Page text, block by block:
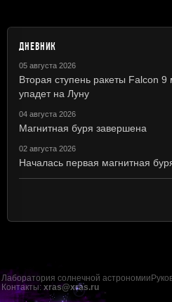
ДНЕВНИК
05 августа 2026
Вторая ступень ракеты Falcon
упадет на Луну
04 августа 2026
Магнитная буря завершена
02 августа 2026
Началась первая магнитная
Лаборатория солнечной астрономии
Контакты: xras@xras.ru